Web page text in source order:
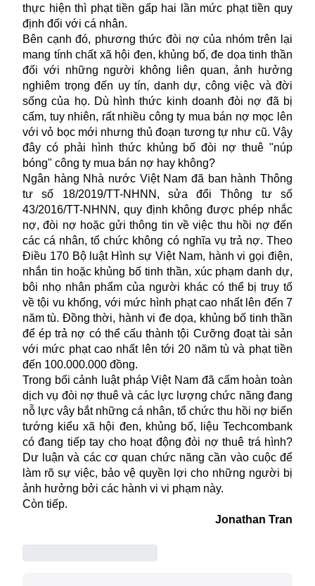
thực hiện thì phạt tiền gấp hai lần mức phạt tiền quy
định đối với cá nhân.
Bên cạnh đó, phương thức đòi nợ của nhóm trên lại
mang tính chất xã hội đen, khủng bố, đe dọa tinh thần
đối với những người không liên quan, ảnh hưởng
nghiêm trọng đến uy tín, danh dự, công việc và đời
sống của họ. Dù hình thức kinh doanh đòi nợ đã bị
cấm, tuy nhiên, rất nhiều công ty mua bán nợ mọc lên
với vỏ bọc mới nhưng thủ đoạn tương tự như cũ. Vậy
đây có phải hình thức khủng bố đòi nợ thuê "núp
bóng" công ty mua bán nợ hay không?
Ngân hàng Nhà nước Việt Nam đã ban hành Thông
tư số 18/2019/TT-NHNN, sửa đổi Thông tư số
43/2016/TT-NHNN, quy định không được phép nhắc
nợ, đòi nợ hoặc gửi thông tin về việc thu hồi nợ đến
các cá nhân, tổ chức không có nghĩa vụ trả nợ. Theo
Điều 170 Bộ luật Hình sự Việt Nam, hành vi gọi điện,
nhắn tin hoặc khủng bố tinh thần, xúc phạm danh dự,
bôi nhọ nhân phẩm của người khác có thể bị truy tố
về tội vu khống, với mức hình phạt cao nhất lên đến 7
năm tù. Đồng thời, hành vi đe dọa, khủng bố tinh thần
để ép trả nợ có thể cấu thành tội Cưỡng đoạt tài sản
với mức phạt cao nhất lên tới 20 năm tù và phạt tiền
đến 100.000.000 đồng.
Trong bối cảnh luật pháp Việt Nam đã cấm hoàn toàn
dịch vụ đòi nợ thuê và các lực lượng chức năng đang
nỗ lực vây bắt những cá nhân, tổ chức thu hồi nợ biến
tướng kiểu xã hội đen, khủng bố, liệu Techcombank
có đang tiếp tay cho hoạt động đòi nợ thuê trá hình?
Dư luận và các cơ quan chức năng cần vào cuộc để
làm rõ sự việc, bảo vệ quyền lợi cho những người bị
ảnh hưởng bởi các hành vi vi phạm này.
Còn tiếp.
Jonathan Tran